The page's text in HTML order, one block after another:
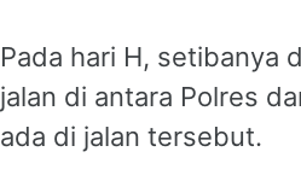
Pada hari H, setibanya
jalan di antara Polres
ada di jalan tersebut.